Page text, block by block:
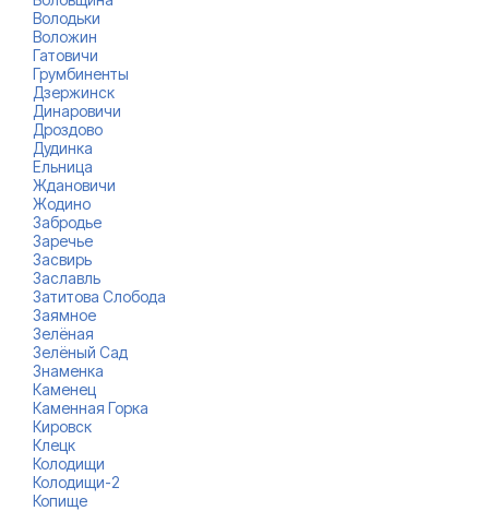
Володьки
Воложин
Гатовичи
Грумбиненты
Дзержинск
Динаровичи
Дроздово
Дудинка
Ельница
Ждановичи
Жодино
Забродье
Заречье
Засвирь
Заславль
Затитова Слобода
Заямное
Зелёная
Зелёный Сад
Знаменка
Каменец
Каменная Горка
Кировск
Клецк
Колодищи
Колодищи-2
Копище